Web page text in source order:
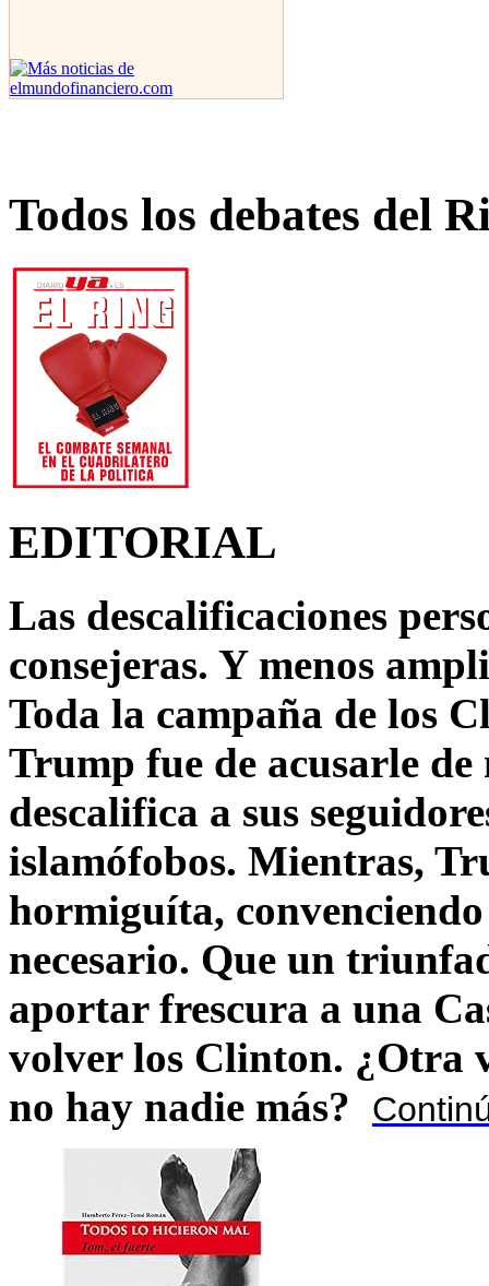
Todos los debates del
EDITORIAL
Las descalificaciones
consejeras. Y menos
Toda la campaña de los
Trump fue de acusarle
descalifica a sus
islamófobos. Mientras,
hormiguíta,
necesario. Que un
aportar frescura a una
volver los Clinton. ¿Otra
no hay nadie más?